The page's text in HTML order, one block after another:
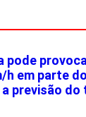
pode
h em parte
previsão do